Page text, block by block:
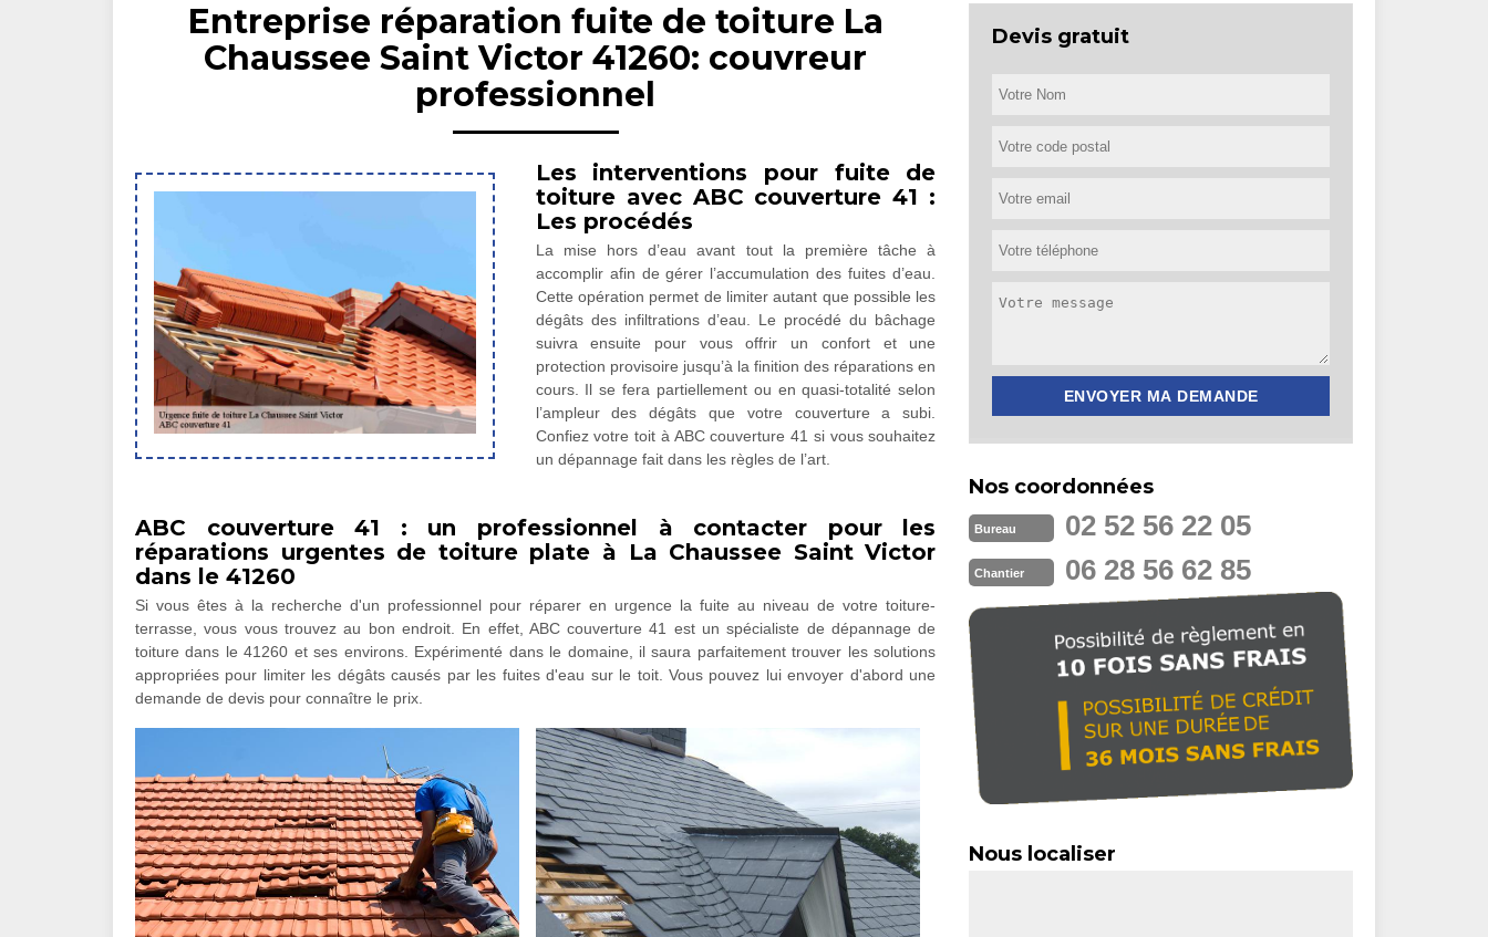
Entreprise réparation fuite de toiture La
Chaussee Saint Victor 41260: couvreur
professionnel
Les interventions pour fuite de
toiture avec ABC couverture 41 :
Les procédés
La mise hors d’eau avant tout la première tâche à
accomplir afin de gérer l’accumulation des fuites d’eau.
Cette opération permet de limiter autant que possible les
dégâts des infiltrations d’eau. Le procédé du bâchage
suivra ensuite pour vous offrir un confort et une
protection provisoire jusqu’à la finition des réparations en
cours. Il se fera partiellement ou en quasi-totalité selon
l’ampleur des dégâts que votre couverture a subi.
Confiez votre toit à ABC couverture 41 si vous souhaitez
un dépannage fait dans les règles de l’art.
ABC couverture 41 : un professionnel à contacter pour les
réparations urgentes de toiture plate à La Chaussee Saint Victor
dans le 41260
Si vous êtes à la recherche d'un professionnel pour réparer en urgence la fuite au niveau de votre toiture-
terrasse, vous vous trouvez au bon endroit. En effet, ABC couverture 41 est un spécialiste de dépannage de
toiture dans le 41260 et ses environs. Expérimenté dans le domaine, il saura parfaitement trouver les solutions
appropriées pour limiter les dégâts causés par les fuites d'eau sur le toit. Vous pouvez lui envoyer d'abord une
demande de devis pour connaître le prix.
Devis gratuit
Nos coordonnées
Bureau 02 52 56 22 05
Chantier 06 28 56 62 85
Nous localiser